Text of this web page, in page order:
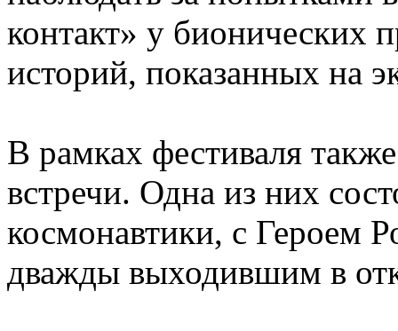
контакт» у бионических
историй, показанных на
В рамках фестиваля
встречи. Одна из них
космонавтики, с Героем
дважды выходившим в